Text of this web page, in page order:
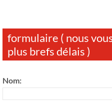
formulaire ( nous
plus brefs délais )
Nom: